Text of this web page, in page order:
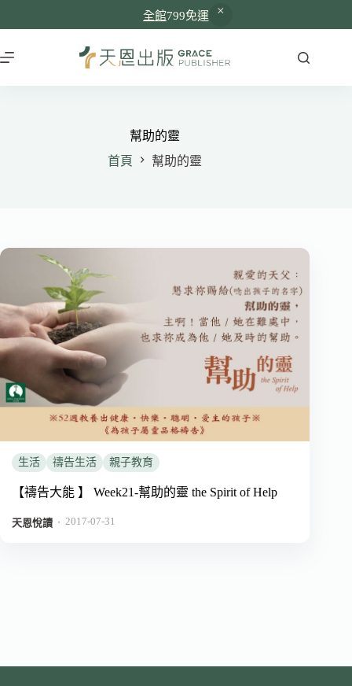
全館799免運
至
幫助的靈
首頁
幫助的靈
生活 禱告生活 親子教育
【禱告大能 】 Week21-幫助的靈 the Spirit of Help
天恩悅讀 ． 2017-07-31